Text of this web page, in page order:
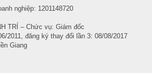
nghiệp: 1201148720
TRÍ – Chức vụ: Giám đốc
2011, đăng ký thay đổi lần 3: 08/08/2017
Giang